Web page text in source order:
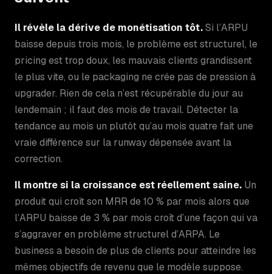
Il révèle la dérive de monétisation tôt.Si l’ARPU
baisse depuis trois mois, le problème est structurel, le
pricing est trop doux, les mauvais clients grandissent
le plus vite, ou le packaging ne crée pas de pression à
upgrader. Rien de cela n’est récupérable du jour au
lendemain ; il faut des mois de travail. Détecter la
tendance au mois un plutôt qu’au mois quatre fait une
vraie différence sur la runway dépensée avant la
correction.
Il montre si la croissance est réellement saine. Un
produit qui croît son MRR de 10 % par mois alors que
l’ARPU baisse de 3 % par mois croît d’une façon qui va
s’aggraver en problème structurel d’ARPA. Le
business a besoin de plus de clients pour atteindre les
mêmes objectifs de revenu que le modèle suppose.